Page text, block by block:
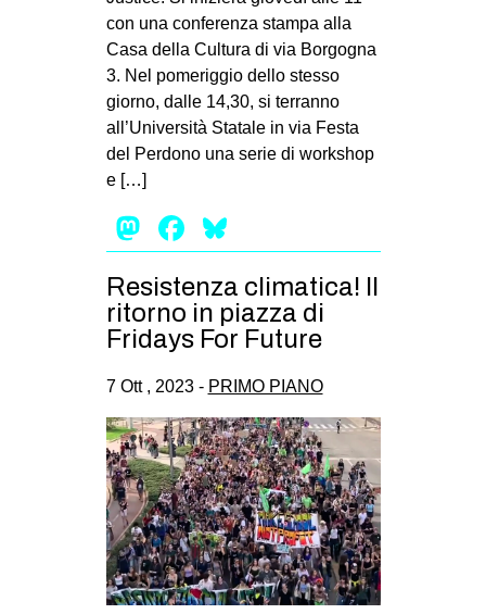
con una conferenza stampa alla
Casa della Cultura di via Borgogna
3. Nel pomeriggio dello stesso
giorno, dalle 14,30, si terranno
all’Università Statale in via Festa
del Perdono una serie di workshop
e […]
Mastodon
Facebook
Resistenza climatica! Il
ritorno in piazza di
Fridays For Future
7 Ott , 2023 - PRIMO PIANO